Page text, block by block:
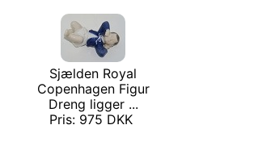
Sjælden Royal
Copenhagen Figur
Dreng ligger ...
Pris: 975 DKK